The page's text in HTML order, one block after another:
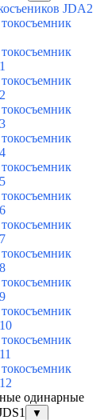
JDA2
одинарные
▼